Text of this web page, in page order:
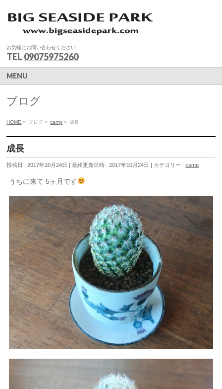
お気軽にお問い合わせください
TEL 09075975260
MENU
ブログ
HOME » ブログ » camp » 成長
成長
投稿日 : 2017年10月24日 最終更新日時 : 2017年10月24日 カテゴリー :camp
うちに来て 5ヶ月です